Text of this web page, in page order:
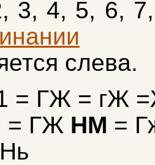
3, 4, 5, 6,
слева.
= ГЖ = гЖ
= ГЖ НМ =